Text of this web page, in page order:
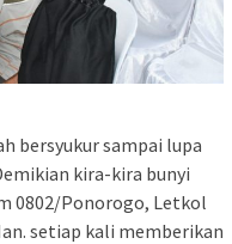
bersyukur sampai lupa
kira-kira bunyi
0802/Ponorogo, Letkol
setiap kali memberikan